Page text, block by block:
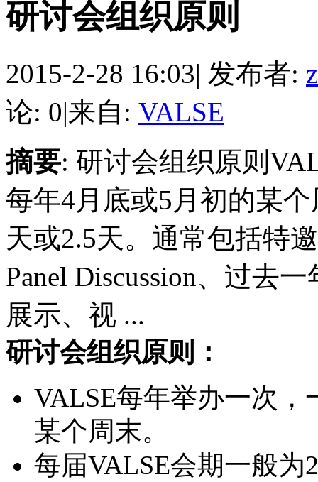
研讨会组织原则
2015-2-28 16:03| 发布者:
论: 0|来自: VALSE
摘要: 研讨会组织原则
每年4月底或5月初的某
天或2.5天。通常包括特
Panel Discussion、过去
展示、视 ...
研讨会组织原则：
VALSE每年举办一次
某个周末。
每届VALSE会期一般为